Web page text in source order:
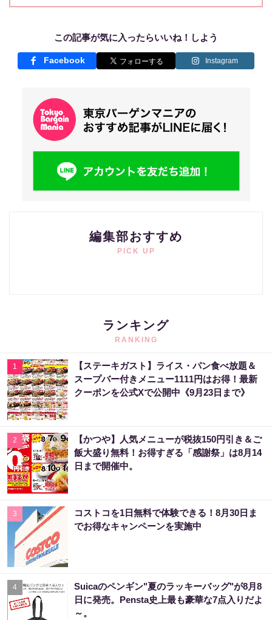
この記事が気に入ったらいいね！しよう
Facebook Instagram
編集部おすすめ
PICK UP
ランキング
RANKING
1
【ステーキガスト】ライス・パン食べ放題＆
スープバー付きメニュー1111円はお得！最新
クーポンを公式Xで公開中《9月23日まで》
2
【かつや】人気メニューが税抜150円引き＆ご
飯大盛り無料！お得すぎる「感謝祭」は8月14
日まで開催中。
3
コストコを1日無料で体験できる！8月30日ま
でお得なキャンペーンを実施中
4
Suicaのペンギン"夏のラッキーバッグ"が8月8
日に発売。Pensta史上最も豪華な7点入りだよ
～。